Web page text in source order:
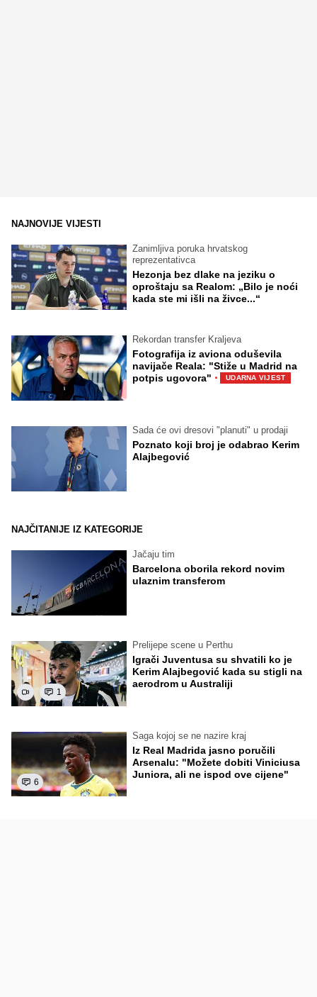
NAJNOVIJE VIJESTI
Zanimljiva poruka hrvatskog
reprezentativca
Hezonja bez dlake na jeziku o
oproštaju sa Realom: „Bilo je noći
kada ste mi išli na živce...“
Rekordan transfer Kraljeva
Fotografija iz aviona oduševila
navijače Reala: "Stiže u Madrid na
potpis ugovora" · UDARNA VIJEST
Sada će ovi dresovi "planuti" u prodaji
Poznato koji broj je odabrao Kerim
Alajbegović
NAJČITANIJE IZ KATEGORIJE
Jačaju tim
Barcelona oborila rekord novim
ulaznim transferom
1
Prelijepe scene u Perthu
Igrači Juventusa su shvatili ko je
Kerim Alajbegović kada su stigli na
aerodrom u Australiji
6
Saga kojoj se ne nazire kraj
Iz Real Madrida jasno poručili
Arsenalu: "Možete dobiti Viniciusa
Juniora, ali ne ispod ove cijene"